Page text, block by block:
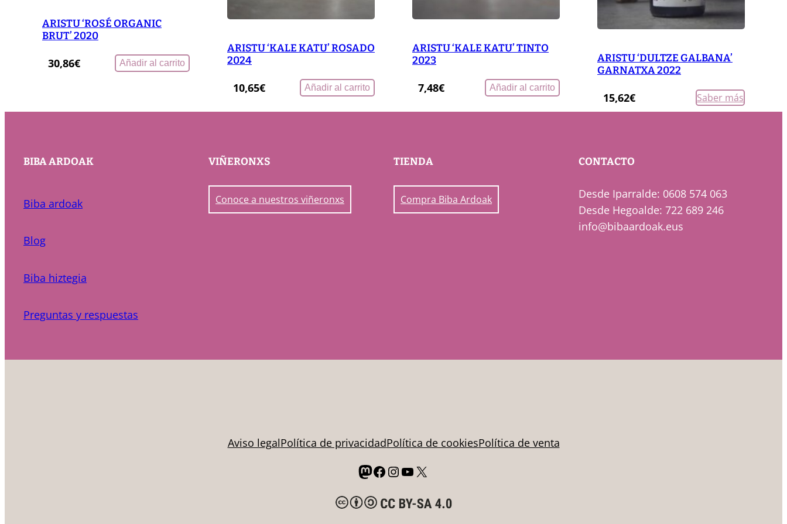
ARISTU ‘ROSÉ ORGANIC
BRUT’ 2020
30,86€ Añadir al carrito
ARISTU ‘KALE KATU’ ROSADO
2024
10,65€ Añadir al carrito
ARISTU ‘KALE KATU’ TINTO
2023
7,48€ Añadir al carrito
ARISTU ‘DULTZE GALBANA’
GARNATXA 2022
15,62€ Saber más
BIBA ARDOAK
Biba ardoak
Blog
Biba hiztegia
Preguntas y respuestas
VIÑERONXS
Conoce a nuestros viñeronxs
TIENDA
Compra Biba Ardoak
CONTACTO
Desde Iparralde: 0608 574 063
Desde Hegoalde: 722 689 246
info@bibaardoak.eus
Aviso legalPolítica de privacidadPolítica de cookiesPolítica de venta
Mastodon
Facebook
Instagram
YouTube
X